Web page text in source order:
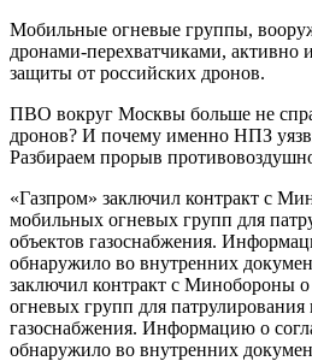
Мобильные огневые группы,
дронами-перехватчиками, активно
защиты от российских дронов.
ПВО вокруг Москвы больше не
дронов? И почему именно НПЗ
Разбираем прорыв
«Газпром» заключил контракт с
мобильных огневых групп для
объектов газоснабжения.
обнаружило во внутренних
заключил контракт с Минобороны
огневых групп для
газоснабжения. Информацию о
обнаружило во внутренних